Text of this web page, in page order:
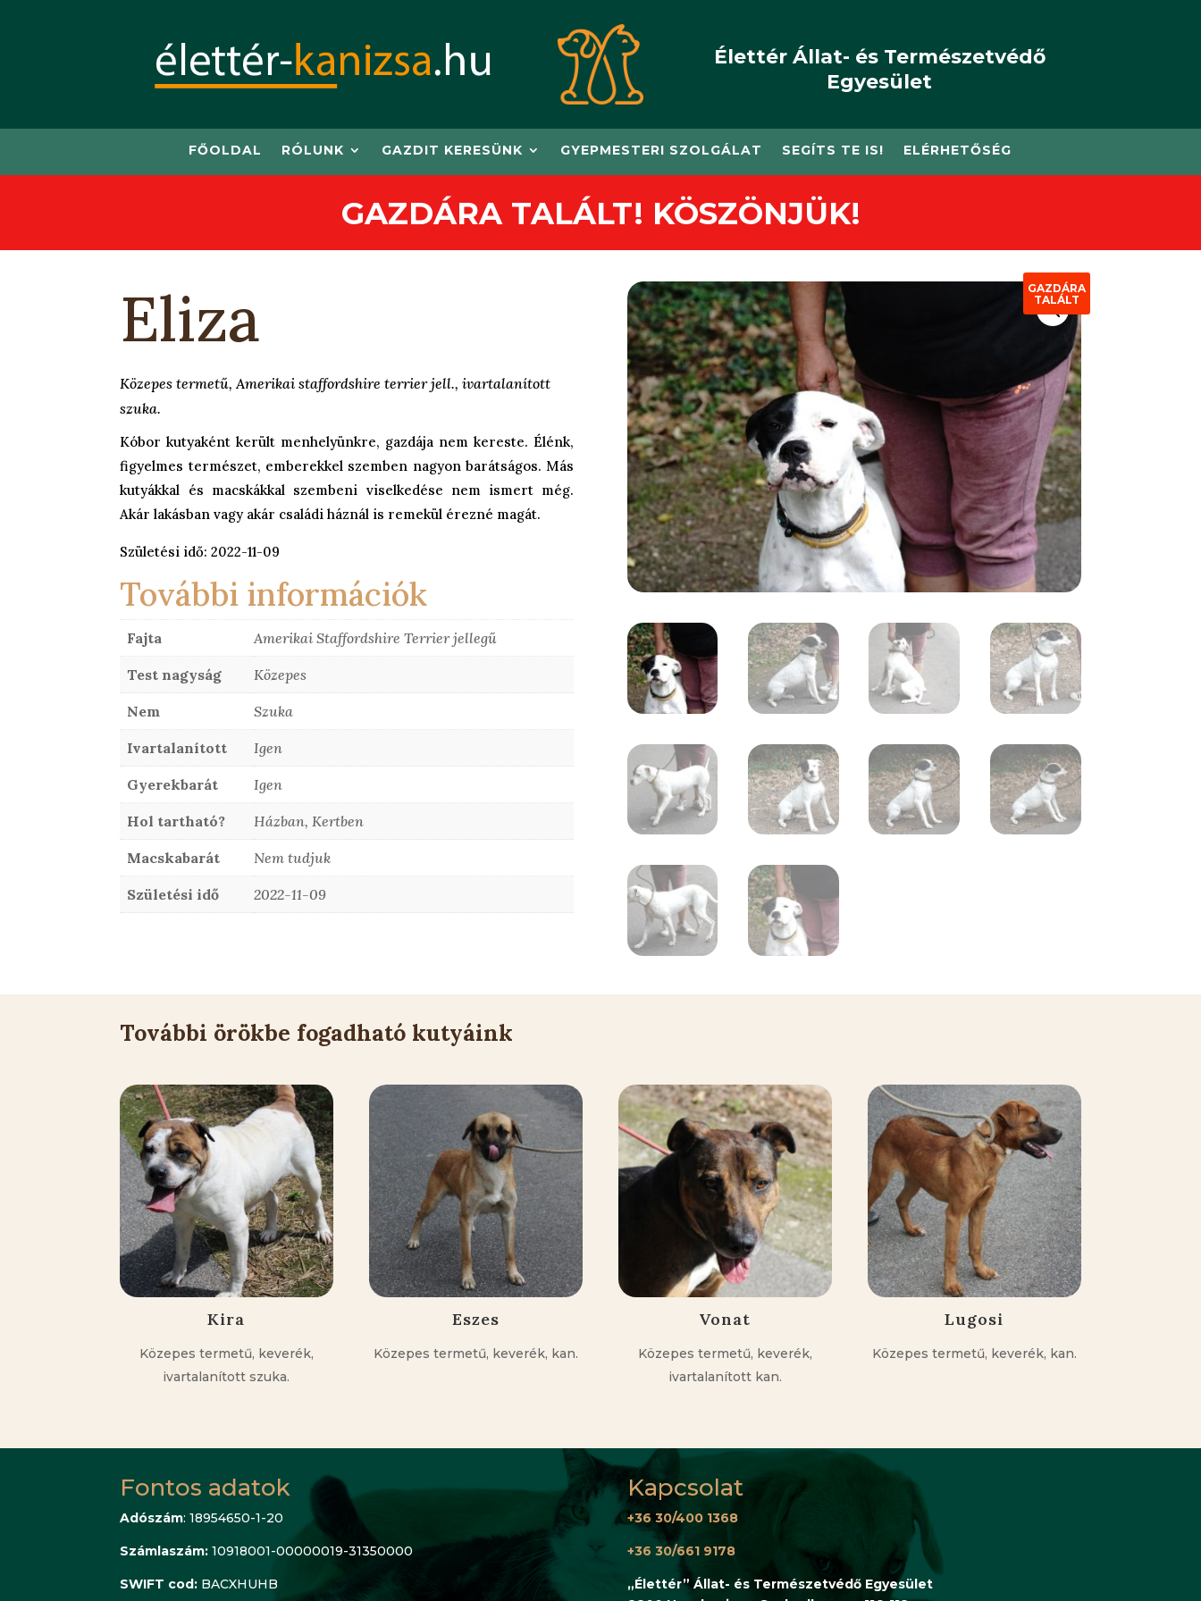
Élettér Állat- és Természetvédő
Egyesület
FŐOLDAL RÓLUNK GAZDIT KERESÜNK GYEPMESTERI SZOLGÁLAT SEGÍTS TE IS! ELÉRHETŐSÉG
GAZDÁRA TALÁLT! KÖSZÖNJÜK!
Eliza
Közepes termetű, Amerikai staffordshire terrier jell., ivartalanított
szuka.
Kóbor kutyaként került menhelyünkre, gazdája nem kereste. Élénk,
figyelmes természet, emberekkel szemben nagyon barátságos. Más
kutyákkal és macskákkal szembeni viselkedése nem ismert még.
Akár lakásban vagy akár családi háznál is remekül érezné magát.
Születési idő: 2022-11-09
További információk
Fajta Amerikai Staffordshire Terrier jellegű
Test nagyság Közepes
Nem Szuka
Ivartalanított Igen
Gyerekbarát Igen
Hol tartható? Házban, Kertben
Macskabarát Nem tudjuk
Születési idő 2022-11-09
GAZDÁRA
TALÁLT
További örökbe fogadható kutyáink
Kira
Közepes termetű, keverék,
ivartalanított szuka.
Eszes
Közepes termetű, keverék, kan.
Vonat
Közepes termetű, keverék,
ivartalanított kan.
Lugosi
Közepes termetű, keverék, kan.
Fontos adatok
Adószám: 18954650-1-20
Számlaszám:10918001-00000019-31350000
SWIFT cod: BACXHUHB
Kapcsolat
+36 30/400 1368
+36 30/661 9178
„Élettér” Állat- és Természetvédő Egyesület